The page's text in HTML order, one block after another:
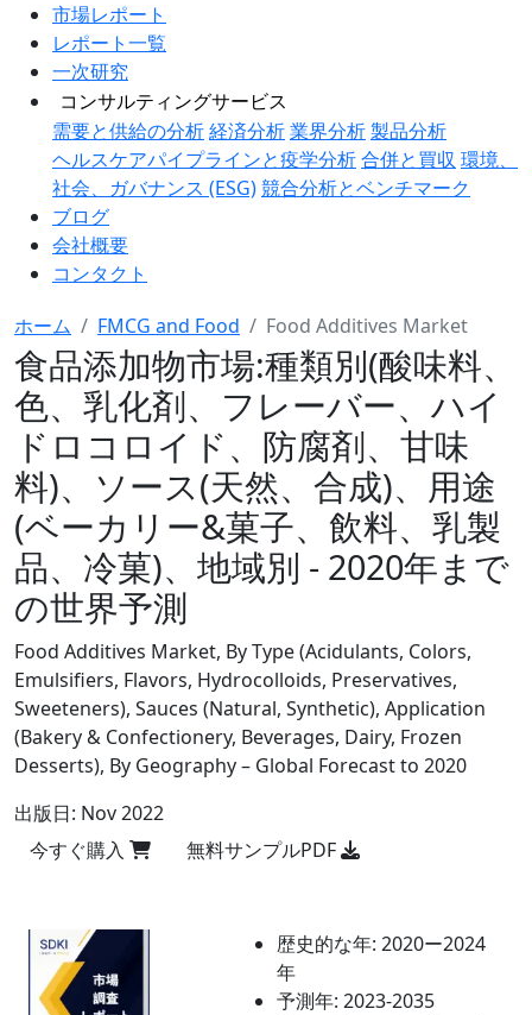
市場レポート
レポート一覧
一次研究
コンサルティングサービス
需要と供給の分析経済分析業界分析製品分析
ヘルスケアパイプラインと疫学分析合併と買収 環境、
社会、ガバナンス (ESG)競合分析とベンチマーク
ブログ
会社概要
コンタクト
ホーム FMCG and Food Food Additives Market
食品添加物市場:種類別(酸味料、
色、乳化剤、フレーバー、ハイ
ドロコロイド、防腐剤、甘味
料)、ソース(天然、合成)、用途
(ベーカリー&菓子、飲料、乳製
品、冷菓)、地域別 - 2020年まで
の世界予測
Food Additives Market, By Type (Acidulants, Colors,
Emulsifiers, Flavors, Hydrocolloids, Preservatives,
Sweeteners), Sauces (Natural, Synthetic), Application
(Bakery & Confectionery, Beverages, Dairy, Frozen
Desserts), By Geography – Global Forecast to 2020
出版日: Nov 2022
今すぐ購入
無料サンプルPDF
歴史的な年: 2020ー2024
年
予測年: 2023-2035